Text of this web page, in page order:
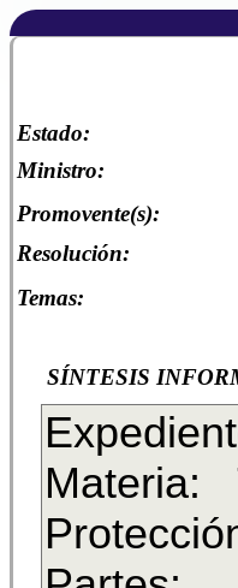
Estado:
Ministro:
Promovente(s):
Resolución:
Temas:
SÍNTESIS